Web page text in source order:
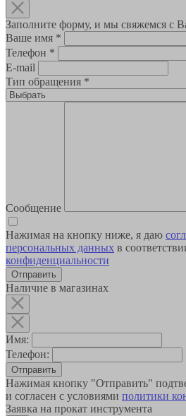
Заполните форму, и мы свяжемся с
Ваше имя *
Телефон *
E-mail
Тип обращения *
Сообщение
Нажимая на кнопку ниже, я даю
персональных данных в
конфиденциальности
Наличие в магазинах
Имя:
Телефон:
Отправить
Нажимая кнопку "Отправить"
и согласен с условиями политики
Заявка на прокат инструмента